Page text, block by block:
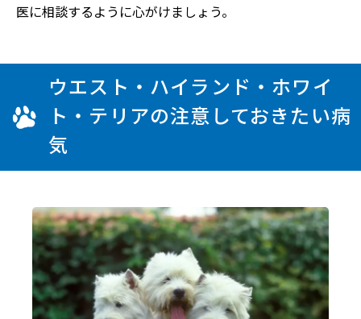
医に相談するように心がけましょう。
ウエスト・ハイランド・ホワイ
ト・テリアの注意しておきたい病
気